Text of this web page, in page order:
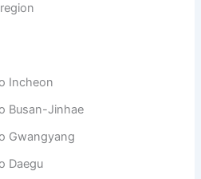
Incheon
Busan-Jinhae
Gwangyang
Daegu